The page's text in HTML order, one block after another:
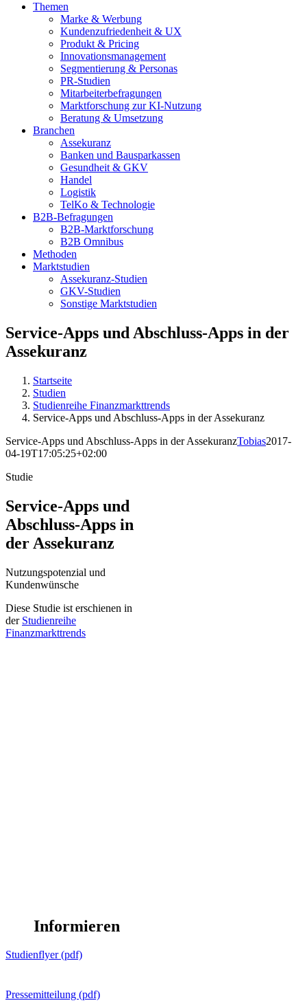
Themen
Marke & Werbung
Kundenzufriedenheit & UX
Produkt & Pricing
Innovationsmanagement
Segmentierung & Personas
PR-Studien
Mitarbeiterbefragungen
Marktforschung zur KI-Nutzung
Beratung & Umsetzung
Branchen
Assekuranz
Banken und Bausparkassen
Gesundheit & GKV
Handel
Logistik
TelKo & Technologie
B2B-Befragungen
B2B-Marktforschung
B2B Omnibus
Methoden
Marktstudien
Assekuranz-Studien
GKV-Studien
Sonstige Marktstudien
Service-Apps und Abschluss-Apps in der
Assekuranz
Startseite
Studien
Studienreihe Finanzmarkttrends
Service-Apps und Abschluss-Apps in der Assekuranz
Service-Apps und Abschluss-Apps in der AssekuranzTobias2017-
04-19T17:05:25+02:00
Studie
Service-Apps und
Abschluss-Apps in
der Assekuranz
Nutzungspotenzial und
Kundenwünsche
Diese Studie ist erschienen in
der Studienreihe
Finanzmarkttrends
Informieren
Studienflyer (pdf)
Pressemitteilung (pdf)